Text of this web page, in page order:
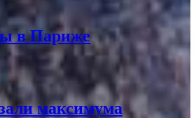
в Париже
максимума